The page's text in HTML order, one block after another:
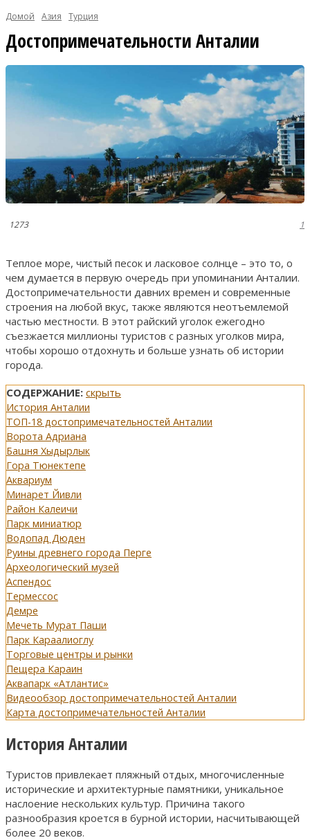
Домой Азия Турция
Достопримечательности Анталии
1273 1
Теплое море, чистый песок и ласковое солнце – это то, о
чем думается в первую очередь при упоминании Анталии.
Достопримечательности давних времен и современные
строения на любой вкус, также являются неотъемлемой
частью местности. В этот райский уголок ежегодно
съезжается миллионы туристов с разных уголков мира,
чтобы хорошо отдохнуть и больше узнать об истории
города.
СОДЕРЖАНИЕ: скрыть
История Анталии
ТОП-18 достопримечательностей Анталии
Ворота Адриана
Башня Хыдырлык
Гора Тюнектепе
Аквариум
Минарет Йивли
Район Калеичи
Парк миниатюр
Водопад Дюден
Руины древнего города Перге
Археологический музей
Аспендос
Термессос
Демре
Мечеть Мурат Паши
Парк Караалиоглу
Торговые центры и рынки
Пещера Караин
Аквапарк «Атлантис»
Видеообзор достопримечательностей Анталии
Карта достопримечательностей Анталии
История Анталии
Туристов привлекает пляжный отдых, многочисленные
исторические и архитектурные памятники, уникальное
наслоение нескольких культур. Причина такого
разнообразия кроется в бурной истории, насчитывающей
более 20 веков.